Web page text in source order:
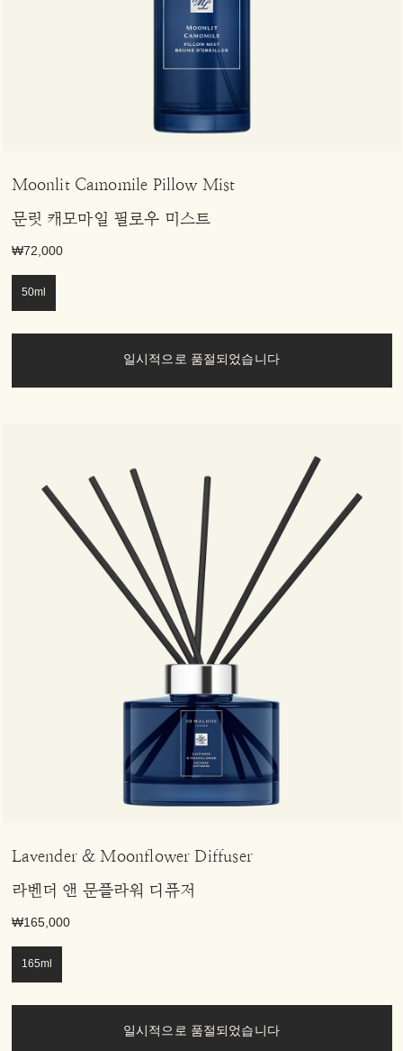
Moonlit Camomile Pillow Mist
문릿 캐모마일 필로우 미스트
₩72,000
50ml
일시적으로 품절되었습니다
Lavender & Moonflower Diffuser
라벤더 앤 문플라워 디퓨저
₩165,000
165ml
일시적으로 품절되었습니다